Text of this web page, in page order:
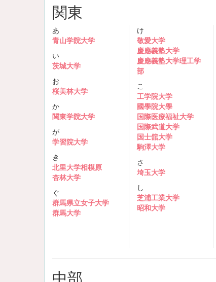
関東
あ
青山学院大学
い
茨城大学
お
桜美林大学
か
関東学院大学
が
学習院大学
き
北里大学相模原
杏林大学
ぐ
群馬県立女子大学
群馬大学
け
敬愛大学
慶應義塾大学
慶應義塾大学理工学
部
こ
工学院大学
國學院大學
国際医療福祉大学
国際武道大学
国士舘大学
駒澤大学
さ
埼玉大学
し
芝浦工業大学
昭和大学
中部